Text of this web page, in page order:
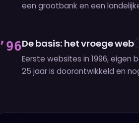
een grootbank en een
’96De basis: het vroege web
Eerste websites in 1996, eigen
25 jaar is doorontwikkeld en